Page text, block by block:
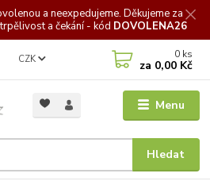
a neexpedujeme. Děkujeme za
a čekání - kód DOVOLENA26
Menu
CZK
Hledat
0 ks
za 0,00 Kč